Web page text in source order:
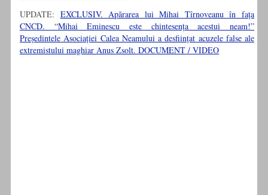
UPDATE: EXCLUSIV. Apărarea lui Mihai Tîrnoveanu în fața
CNCD. “Mihai Eminescu este chintesența acestui neam!”
Președintele Asociației Calea Neamului a desființat acuzele false ale
extremistului maghiar Anus Zsolt. DOCUMENT / VIDEO